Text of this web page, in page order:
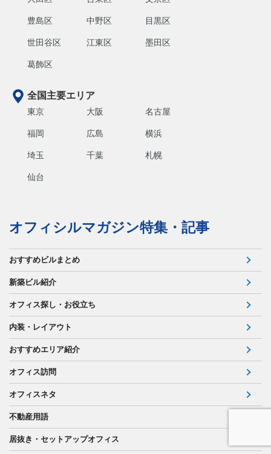
豊島区 中野区 目黒区
世田谷区 江東区 墨田区
葛飾区
全国主要エリア
東京 大阪 名古屋
福岡 広島 横浜
埼玉 千葉 札幌
仙台
オフィシルマガジン特集・記事
おすすめビルまとめ
新築ビル紹介
オフィス探し・お役立ち
内装・レイアウト
おすすめエリア紹介
オフィス訪問
オフィスネタ
不動産用語
居抜き・セットアップオフィス